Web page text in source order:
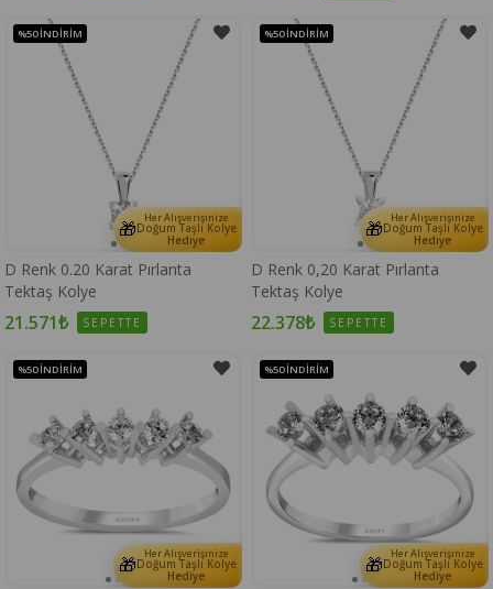
🎁 Her Alışverişinize
Doğum Taşlı Kolye
Hediye
D Renk 0.20 Karat Pırlanta
Tektaş Kolye
21.571₺ SEPETTE
%50İNDIRIM
🎁 Her Alışverişinize
Doğum Taşlı Kolye
Hediye
D Renk 0,20 Karat Pırlanta
Tektaş Kolye
22.378₺ SEPETTE
%50İNDIRIM
🎁 Her Alışverişinize
Doğum Taşlı Kolye
Hediye
%50İNDIRIM
🎁 Her Alışverişinize
Doğum Taşlı Kolye
Hediye
%50İNDIRIM